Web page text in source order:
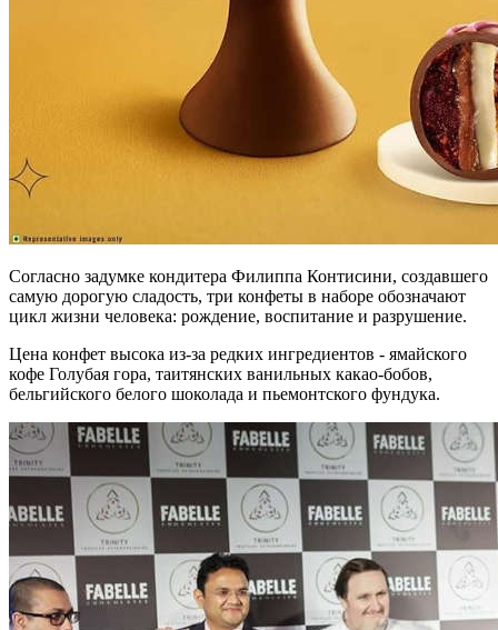
Согласно задумке кондитера Филиппа Контисини, создавшего
самую дорогую сладость, три конфеты в наборе обозначают
цикл жизни человека: рождение, воспитание и разрушение.
Цена конфет высока из-за редких ингредиентов - ямайского
кофе Голубая гора, таитянских ванильных какао-бобов,
бельгийского белого шоколада и пьемонтского фундука.